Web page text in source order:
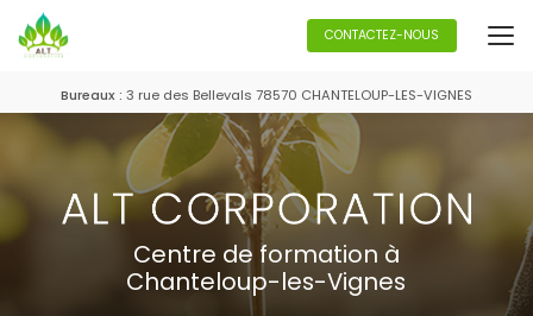
au
contenu
Bureaux : 3 rue des Bellevals 78570 CHANTELOUP-LES-VIGNES
CONTACTEZ-NOUS
Centre de formation à
Chanteloup-les-Vignes